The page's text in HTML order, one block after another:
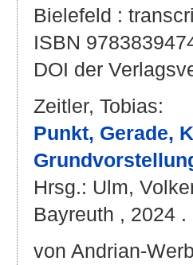
Bielefeld :
ISBN
DOI der
Zeitler, Tobias:
Punkt, Gerade,
Hrsg.: Ulm,
Bayreuth , 2024
von Andrian-